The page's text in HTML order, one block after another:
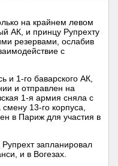
на крайнем левом
АК, и принцу Рупрехту
резервами, ослабив
с
1-го баварского АК,
и отправлен на
1-я армия сняла с
13-го корпуса,
в Париж для участия в
запланировал
и в Вогезах.